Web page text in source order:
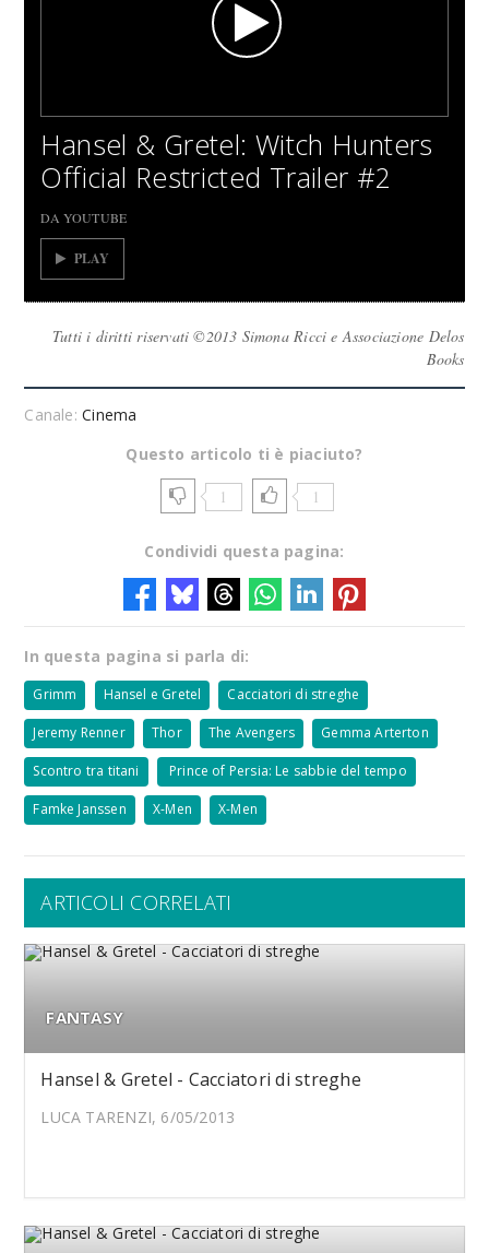
Hansel & Gretel: Witch Hunters
Official Restricted Trailer #2
DA YOUTUBE
PLAY
Tutti i diritti riservati ©2013 Simona Ricci e Associazione Delos
Books
Canale:Cinema
Questo articolo ti è piaciuto?
1 1
Condividi questa pagina:
In questa pagina si parla di:
Grimm Hansel e Gretel Cacciatori di streghe
Jeremy Renner Thor The Avengers Gemma Arterton
Scontro tra titani Prince of Persia: Le sabbie del tempo
Famke Janssen X-Men X-Men
ARTICOLI CORRELATI
FANTASY
Hansel & Gretel - Cacciatori di streghe
LUCA TARENZI, 6/05/2013